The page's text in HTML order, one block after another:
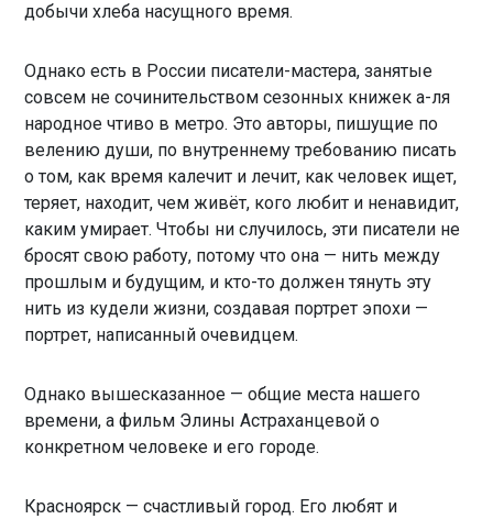
добычи хлеба насущного время.
Однако есть в России писатели-мастера, занятые
совсем не сочинительством сезонных книжек а-ля
народное чтиво в метро. Это авторы, пишущие по
велению души, по внутреннему требованию писать
о том, как время калечит и лечит, как человек ищет,
теряет, находит, чем живёт, кого любит и ненавидит,
каким умирает. Чтобы ни случилось, эти писатели не
бросят свою работу, потому что она — нить между
прошлым и будущим, и кто-то должен тянуть эту
нить из кудели жизни, создавая портрет эпохи —
портрет, написанный очевидцем.
Однако вышесказанное — общие места нашего
времени, а фильм Элины Астраханцевой о
конкретном человеке и его городе.
Красноярск — счастливый город. Его любят и